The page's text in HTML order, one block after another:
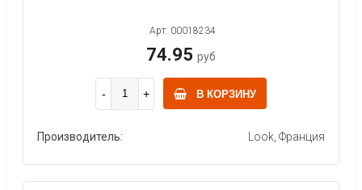
Арт: 00018234
74.95 руб
В КОРЗИНУ
Производитель: Look, Франция